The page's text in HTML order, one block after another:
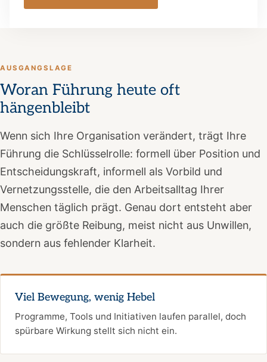
AUSGANGSLAGE
Woran Führung heute oft
hängenbleibt
Wenn sich Ihre Organisation verändert, trägt Ihre
Führung die Schlüsselrolle: formell über Position und
Entscheidungskraft, informell als Vorbild und
Vernetzungsstelle, die den Arbeitsalltag Ihrer
Menschen täglich prägt. Genau dort entsteht aber
auch die größte Reibung, meist nicht aus Unwillen,
sondern aus fehlender Klarheit.
Viel Bewegung, wenig Hebel
Programme, Tools und Initiativen laufen parallel, doch
spürbare Wirkung stellt sich nicht ein.